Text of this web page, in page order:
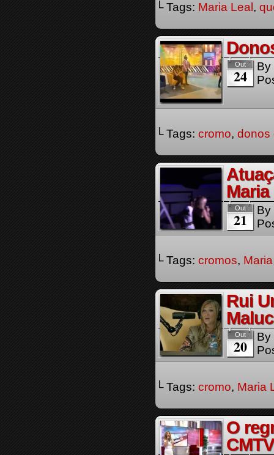
└ Tags: Maria Leal ,
Out
24
By
└ Tags: cromo, donos
Out
21
By
└ Tags: cromos,
Rui
Out
20
By
└ Tags: cromo, Maria
O
CMTV